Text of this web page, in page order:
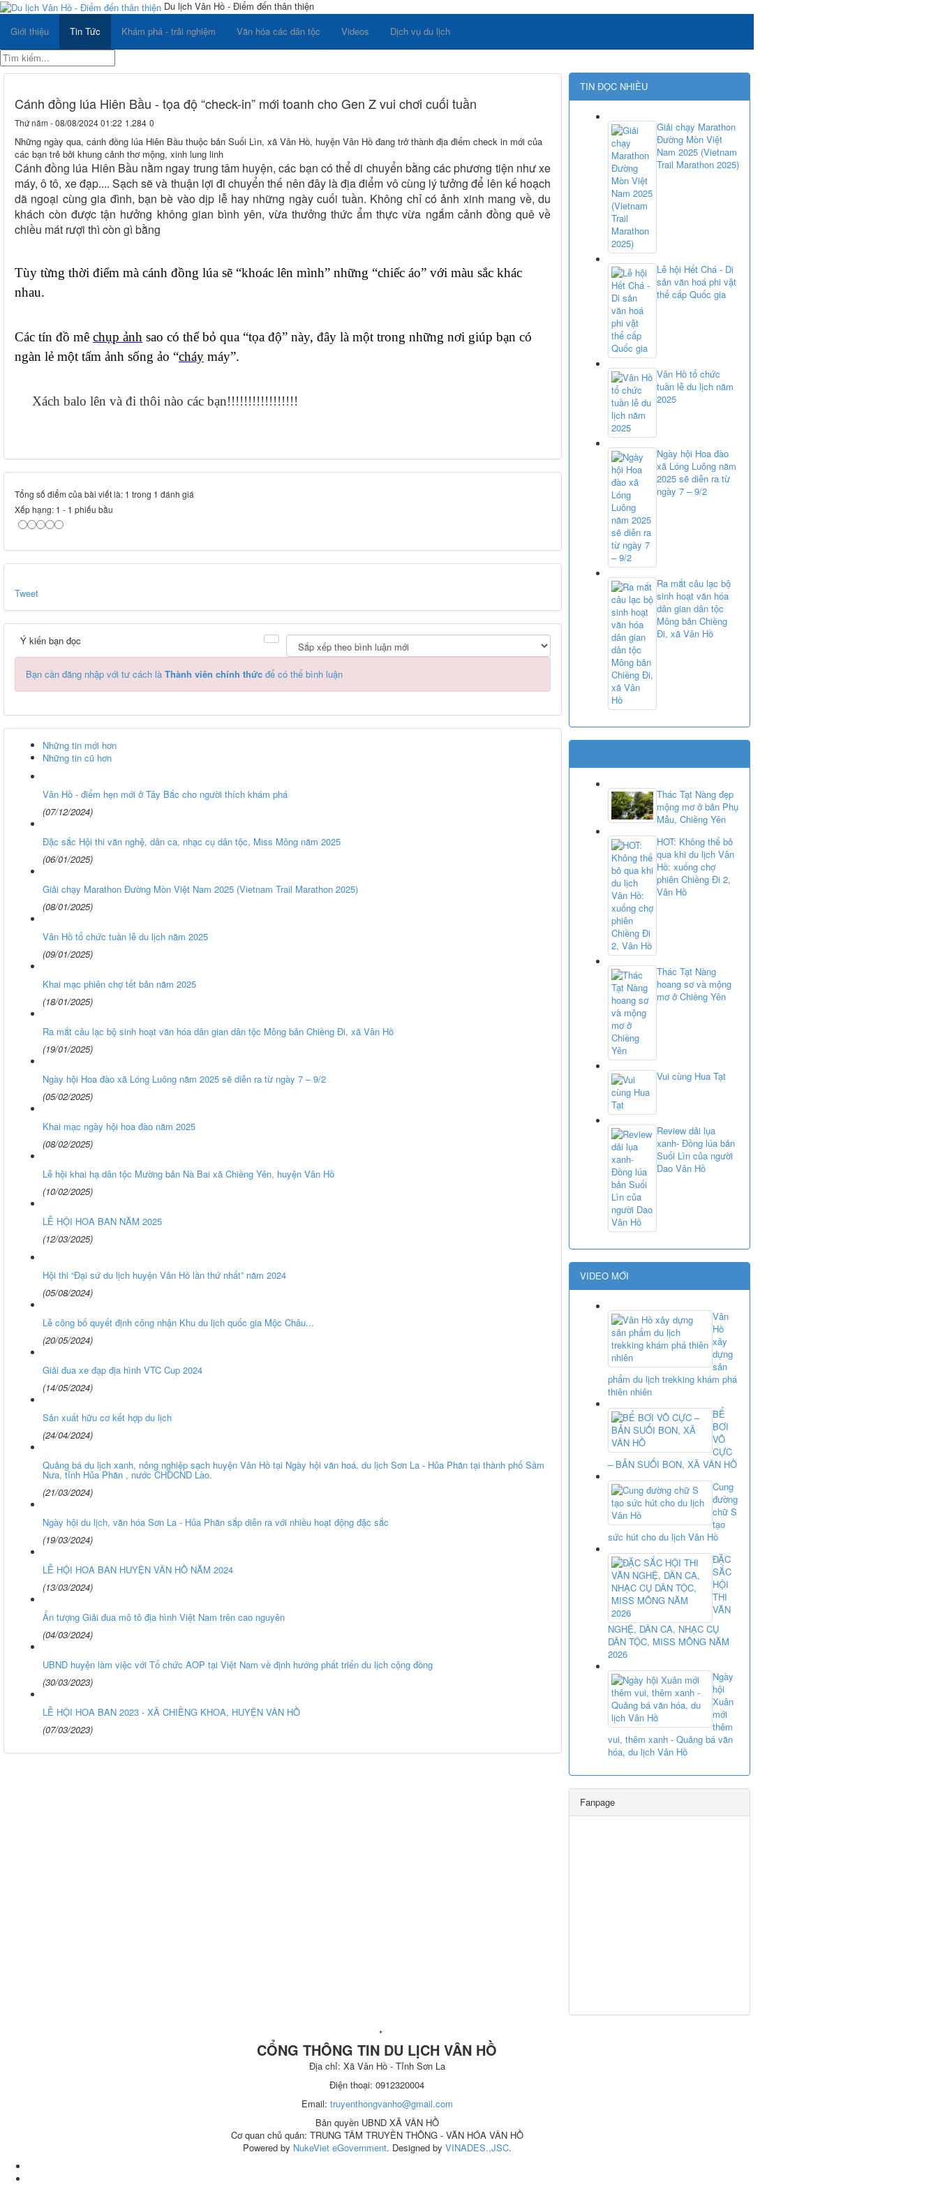
Du lịch Vân Hồ - Điểm đến thân thiện
Giới thiệu
Tin Tức Khám phá - trải nghiệm Văn hóa các dân tộc Videos Dịch vụ du lịch
Cánh đồng lúa Hiên Bầu - tọa độ “check-in” mới toanh cho Gen Z vui chơi cuối tuần
Thứ năm - 08/08/2024 01:22 1.284 0
Những ngày qua, cánh đồng lúa Hiên Bầu thuộc bản Suối Lìn, xã Vân Hồ, huyện Vân Hồ đang trở thành địa điểm check in mới của
các bạn trẻ bởi khung cảnh thơ mộng, xinh lung linh
Cánh đồng lúa Hiên Bầu nằm ngay trung tâm huyện, các bạn có thể di chuyển bằng các phương tiện như xe
máy, ô tô, xe đạp.... Sạch sẽ và thuận lợi đi chuyểnthế nên đây là địa điểm vô cùng lý tưởng để lên kế hoạch
dã ngoại cùng gia đình, bạn bè vào dịp lễ hay những ngày cuối tuần. Không chỉ có ảnh xinh mang về, du
khách còn được tận hưởng không gian bình yên, vừa thưởng thức ẩm thực vừa ngắm cảnh đồng quê về
chiều mát rượi thì còn gì bằng
Tùy từng thời điểm mà cánh đồng lúa sẽ “khoác lên mình” những “chiếc áo” với màu sắc khác
nhau.
Các tín đồ mê chụp ảnh sao có thể bỏ qua “tọa độ” này, đây là một trong những nơi giúp bạn có
ngàn lẻ một tấm ảnh sống ảo “cháy máy”.
Xách balo lên và đi thôi nào các bạn!!!!!!!!!!!!!!!!!
Tổng số điểm của bài viết là: 1 trong 1 đánh giá
Xếp hạng: 1 - 1 phiếu bầu
Tweet
Ý kiến bạn đọc
Bạn cần đăng nhập với tư cách là Thành viên chính thức để có thể bình luận
Những tin mới hơn
Những tin cũ hơn
Vân Hồ - điểm hẹn mới ở Tây Bắc cho người thích khám phá
(07/12/2024)
Đặc sắc Hội thi văn nghệ, dân ca, nhạc cụ dân tộc, Miss Mông năm 2025
(06/01/2025)
Giải chạy Marathon Đường Mòn Việt Nam 2025 (Vietnam Trail Marathon 2025)
(08/01/2025)
Vân Hồ tổ chức tuần lễ du lịch năm 2025
(09/01/2025)
Khai mạc phiên chợ tết bản năm 2025
(18/01/2025)
Ra mắt câu lạc bộ sinh hoạt văn hóa dân gian dân tộc Mông bản Chiềng Đi, xã Vân Hồ
(19/01/2025)
Ngày hội Hoa đào xã Lóng Luông năm 2025 sẽ diễn ra từ ngày 7 – 9/2
(05/02/2025)
Khai mạc ngày hội hoa đào năm 2025
(08/02/2025)
Lễ hội khai hạ dân tộc Mường bản Nà Bai xã Chiềng Yên, huyện Vân Hồ
(10/02/2025)
LỄ HỘI HOA BAN NĂM 2025
(12/03/2025)
Hội thi “Đại sứ du lịch huyện Vân Hồ lần thứ nhất” năm 2024
(05/08/2024)
Lễ công bố quyết định công nhận Khu du lịch quốc gia Mộc Châu...
(20/05/2024)
Giải đua xe đạp địa hình VTC Cup 2024
(14/05/2024)
Sản xuất hữu cơ kết hợp du lịch
(24/04/2024)
Quảng bá du lịch xanh, nông nghiệp sạch huyện Vân Hồ tại Ngày hội văn hoá, du lịch Sơn La - Hủa Phăn tại thành phố Sầm
Nưa, tỉnh Hủa Phăn , nước CHDCND Lào.
(21/03/2024)
Ngày hội du lịch, văn hóa Sơn La - Hủa Phăn sắp diễn ra với nhiều hoạt động đặc sắc
(19/03/2024)
LỄ HỘI HOA BAN HUYỆN VÂN HỒ NĂM 2024
(13/03/2024)
Ấn tượng Giải đua mô tô địa hình Việt Nam trên cao nguyên
(04/03/2024)
UBND huyện làm việc với Tổ chức AOP tại Việt Nam về định hướng phất triển du lịch cộng đồng
(30/03/2023)
LỄ HỘI HOA BAN 2023 - XÃ CHIỀNG KHOA, HUYỆN VÂN HỒ
(07/03/2023)
TIN ĐỌC NHIỀU
Giải chạy Marathon
Đường Mòn Việt
Nam 2025 (Vietnam
Trail Marathon 2025)
Lễ hội Hết Chá - Di
sản văn hoá phi vật
thể cấp Quốc gia
Vân Hồ tổ chức
tuần lễ du lịch năm
2025
Ngày hội Hoa đào
xã Lóng Luông năm
2025 sẽ diễn ra từ
ngày 7 – 9/2
Ra mắt câu lạc bộ
sinh hoạt văn hóa
dân gian dân tộc
Mông bản Chiềng
Đi, xã Vân Hồ
Thác Tạt Nàng đẹp
mộng mơ ở bản Phụ
Mẫu, Chiềng Yên
HOT: Không thể bỏ
qua khi du lịch Vân
Hồ: xuống chợ
phiên Chiềng Đi 2,
Vân Hồ
Thác Tạt Nàng
hoang sơ và mộng
mơ ở Chiềng Yên
Vui cùng Hua Tạt
Review dải lụa
xanh- Đồng lúa bản
Suối Lìn của người
Dao Vân Hồ
VIDEO MỚI
Vân
Hồ
xây
dựng
sản
phẩm du lịch trekking khám phá
thiên nhiên
BỂ
BƠI
VÔ
CỰC
– BẢN SUỐI BON, XÃ VÂN HỒ
Cung
đường
chữ S
tạo
sức hút cho du lịch Vân Hồ
ĐẶC
SẮC
HỘI
THI
VĂN
NGHỆ, DÂN CA, NHẠC CỤ
DÂN TỘC, MISS MÔNG NĂM
2026
Ngày
hội
Xuân
mới
thêm
vui, thêm xanh - Quảng bá văn
hóa, du lịch Vân Hồ
Fanpage
*
CỔNG THÔNG TIN DU LỊCH VÂN HỒ
Địa chỉ: Xã Vân Hồ - Tỉnh Sơn La
Điện thoại: 0912320004
Email: truyenthongvanho@gmail.com
Bản quyền UBND XÃ VÂN HỒ
Cơ quan chủ quản: TRUNG TÂM TRUYỀN THÔNG - VĂN HÓA VÂN HỒ
Powered by NukeViet eGovernment. Designed by VINADES.,JSC.